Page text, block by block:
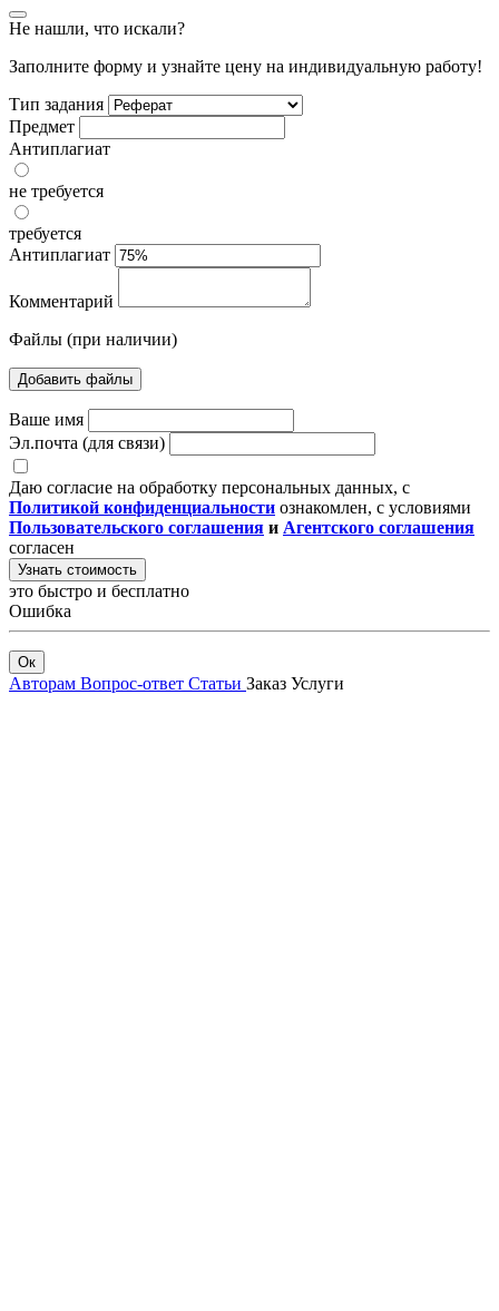
Не нашли, что искали?
Заполните форму и узнайте цену на индивидуальную работу!
Тип задания
Предмет
Антиплагиат
не требуется
требуется
Антиплагиат
Комментарий
Файлы (при наличии)
Добавить файлы
Ваше имя
Эл.почта (для связи)
Даю согласие на обработку персональных данных, с
Политикой конфиденциальности ознакомлен, с условиями
Пользовательского соглашения и Агентского соглашения
согласен
Узнать стоимость
это быстро и бесплатно
Ошибка
Ок
Авторам Вопрос-ответ Статьи Заказ Услуги